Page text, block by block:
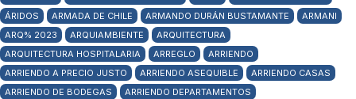
ÁRIDOS
ARMADA DE CHILE ARMANDO DURÁN BUSTAMANTE
ARMANI
ARQ% 2023
ARQUIAMBIENTE
ARQUITECTURA
ARQUITECTURA HOSPITALARIA
ARREGLO
ARRIENDO
ARRIENDO A PRECIO JUSTO
ARRIENDO ASEQUIBLE
ARRIENDO CASAS
ARRIENDO DE BODEGAS
ARRIENDO DEPARTAMENTOS